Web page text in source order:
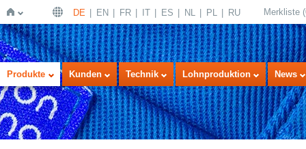
Startseite
DE EN FR IT ES NL PL RU Merkliste (
Produkte Kunden Technik Lohnproduktion News